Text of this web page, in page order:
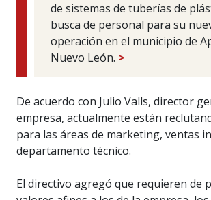
de sistemas de tuberías de
busca de personal para su
operación en el municipio de
Nuevo León. >
De acuerdo con Julio Valls, director
empresa, actualmente están
para las áreas de marketing, ventas
departamento técnico.
El directivo agregó que requieren de